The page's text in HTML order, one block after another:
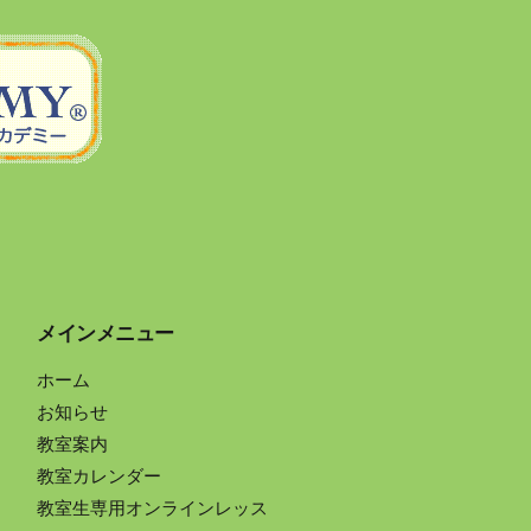
メインメニュー
ホーム
お知らせ
教室案内
教室カレンダー
教室生専用オンラインレッス